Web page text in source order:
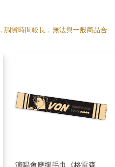
貨時間較長，無法與一般商品合
演唱會應援毛巾《格雷森